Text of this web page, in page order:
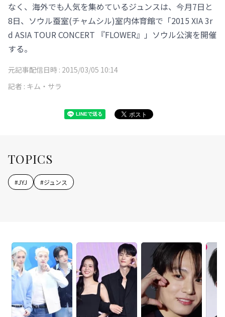
なく、海外でも人気を集めているジュンスは、今月7日と
8日、ソウル蚕室(チャムシル)室内体育館で「2015 XIA 3r
d ASIA TOUR CONCERT 『FLOWER』」ソウル公演を開催
する。
元記事配信日時 : 2015/03/05 10:14
記者 : キム・サラ
TOPICS
#JYJ #ジュンス